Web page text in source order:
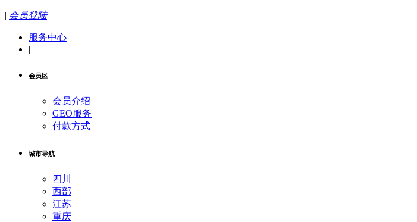
| 会员登陆
服务中心
|
会员区
会员介绍
GEO服务
付款方式
城市导航
四川
西部
江苏
重庆